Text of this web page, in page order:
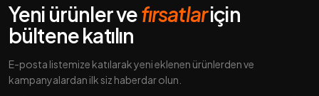
Yeni ürünler vefırsatlariçin
bültene katılın
E-posta listemize katılarak yeni eklenen ürünlerden ve
kampanyalardan ilk siz haberdar olun.